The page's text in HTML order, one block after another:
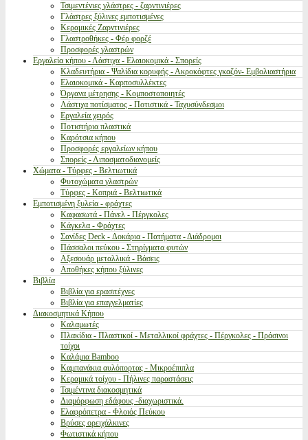
Τσιμεντένιες γλάστρες - ζαρντινιέρες
Γλάστρες ξύλινες εμποτισμένες
Κεραμικές Ζαρντινιέρες
Γλαστροθήκες - Φέρ φορζέ
Προσφορές γλαστρών
Εργαλεία κήπου - Λάστιχα - Ελαιοκομικά - Σπορείς
Κλαδευτήρια - Ψαλίδια κορυφής - Ακροκόφτες γκαζόν- Εμβολιαστήρια
Ελαιοκομικά - Καρποσυλλέκτες
Όργανα μέτρησης - Κομποστοποιητές
Λάστιχα ποτίσματος - Ποτιστικά - Ταχυσύνδεσμοι
Εργαλεία χειρός
Ποτιστήρια πλαστικά
Καρότσια κήπου
Προσφορές εργαλείων κήπου
Σπορείς - Λιπασματοδιανομείς
Χώματα - Τύρφες - Βελτιωτικά
Φυτοχώματα γλαστρών
Τύρφες - Κοπριά - Βελτιωτικά
Εμποτισμένη ξυλεία - φράχτες
Καφασωτά - Πάνελ - Πέργκολες
Κάγκελα - Φράχτες
Σανίδες Deck - Δοκάρια - Πατήματα - Διάδρομοι
Πάσσαλοι πεύκου - Στηρίγματα φυτών
Αξεσουάρ μεταλλικά - Βάσεις
Αποθήκες κήπου ξύλινες
Βιβλία
Βιβλία για ερασιτέχνες
Βιβλία για επαγγελματίες
Διακοσμητικά Κήπου
Καλαμωτές
Πλακίδια - Πλαστικοί - Μεταλλικοί φράχτες - Πέργκολες - Πράσινοι
τοίχοι
Καλάμια Bamboo
Καμπανάκια αυλόπορτας - Μικροέπιπλα
Κεραμικά τοίχου - Πήλινες παραστάσεις
Τσιμέντινα διακοσμητικά
Διαμόρφωση εδάφους -διαχωριστικά.
Ελαφρόπετρα - Φλοιός Πεύκου
Βρύσες ορειχάλκινες
Φωτιστικά κήπου